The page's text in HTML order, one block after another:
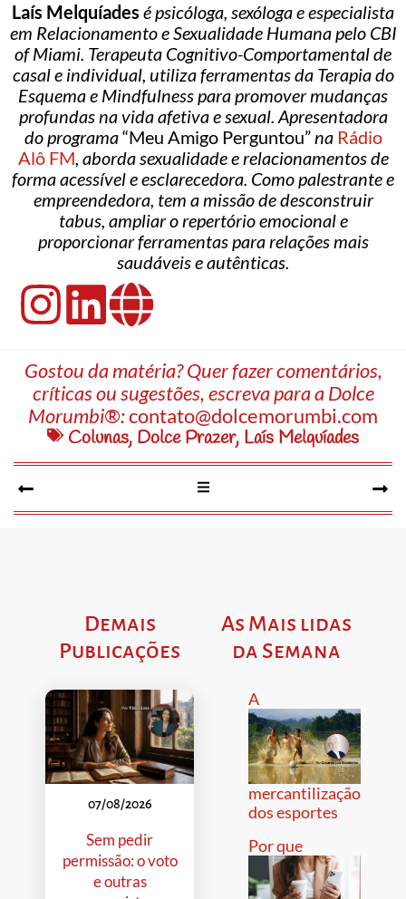
Laís Melquíades é psicóloga, sexóloga e especialista
em Relacionamento e Sexualidade Humana pelo CBI
of Miami. Terapeuta Cognitivo-Comportamental de
casal e individual, utiliza ferramentas da Terapia do
Esquema e Mindfulness para promover mudanças
profundas na vida afetiva e sexual. Apresentadora
do programa“Meu Amigo Perguntou”na Rádio
Alô FM, aborda sexualidade e relacionamentos de
forma acessível e esclarecedora. Como palestrante e
empreendedora, tem a missão de desconstruir
tabus, ampliar o repertório emocional e
proporcionar ferramentas para relações mais
saudáveis e autênticas.
Gostou da matéria? Quer fazer comentários,
críticas ou sugestões, escreva para a Dolce
Morumbi®:contato@dolcemorumbi.com
Colunas, Dolce Prazer, Laís Melquíades
Demais
Publicações
07/08/2026
Sem pedir
permissão: o voto
e outras
As Mais lidas
da Semana
A
mercantilização
dos esportes
Por que